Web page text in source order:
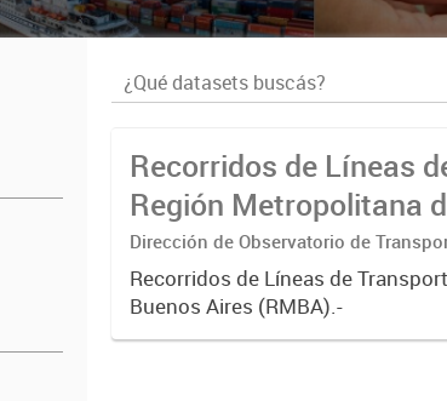
Recorridos de Líneas
Región Metropolitana
(RMBA)
Dirección de Observatorio de
Recorridos de Líneas de
Buenos Aires (RMBA).-